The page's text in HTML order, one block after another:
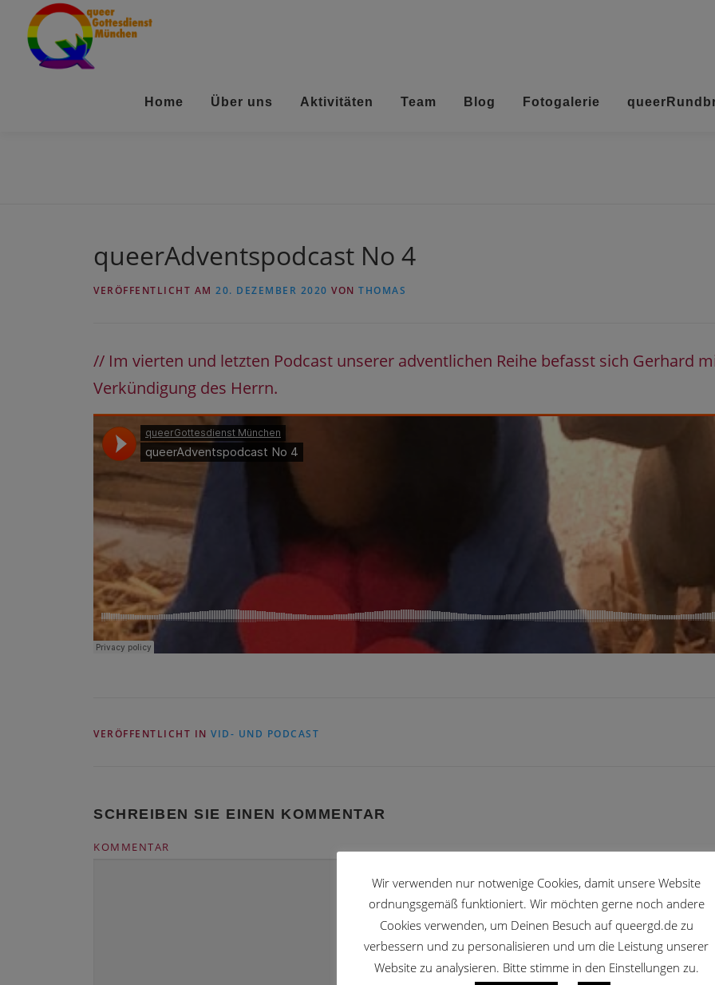
Zum
Inhalt
springen
Home Über uns Aktivitäten Team Blog Fotogalerie
queerAdventspodcast No 4
VERÖFFENTLICHT AM 20. DEZEMBER 2020 VON THOMAS
// Im vierten und letzten Podcast unserer adventlichen Reihe befasst sich Gerhard
Verkündigung des Herrn.
VERÖFFENTLICHT IN VID- UND PODCAST
SCHREIBEN SIE EINEN KOMMENTAR
KOMMENTAR
Wir verwenden nur notwenige Cookies, damit unsere Website
ordnungsgemäß funktioniert. Wir möchten gerne noch andere
Cookies verwenden, um Deinen Besuch auf queergd.de zu
verbessern und zu personalisieren und um die Leistung unserer
Website zu analysieren. Bitte stimme in den Einstellungen zu.